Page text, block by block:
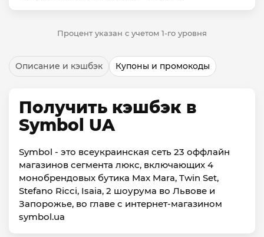
Процент указан с учетом 1-го уровня
Описание и кэшбэк Купоны и промокоды
Получить кэшбэк в
Symbol UA
Symbol - это всеукраинская сеть 23 оффлайн
магазинов сегмента люкс, включающих 4
монобрендовых бутика Max Mara, Twin Set,
Stefano Ricci, Isaia, 2 шоурума во Львове и
Запорожье, во главе с интернет-магазином
symbol.ua